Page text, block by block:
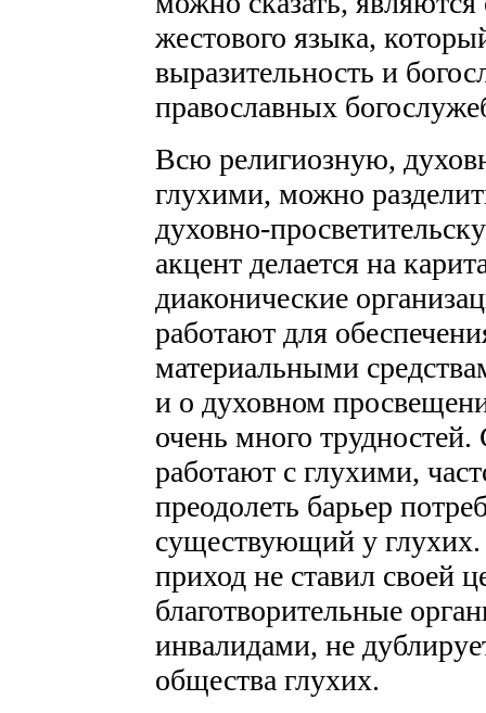
жестового языка,
выразительность и
православных
Всю религиозную,
глухими, можно
духовно-
акцент делается на
диаконические
работают для
материальными
и о духовном
очень много
работают с глухими,
преодолеть барьер
существующий у
приход не ставил своей
благотворительные
инвалидами, не
общества глухих.